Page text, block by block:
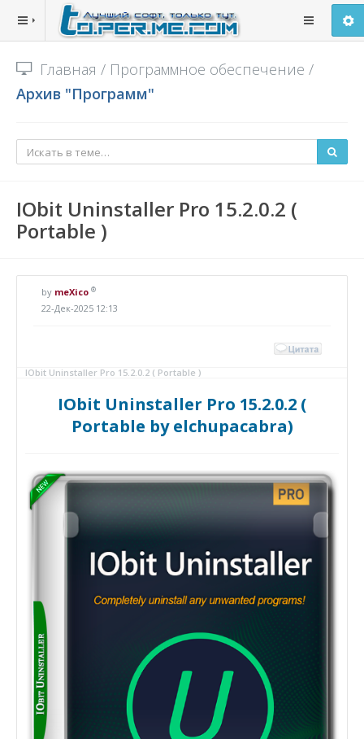
Главная / Программное обеспечение /
Архив "Программ"
IObit Uninstaller Pro 15.2.0.2 (
Portable )
by meXico ®
22-Дек-2025 12:13
IObit Uninstaller Pro 15.2.0.2 ( Portable )
IObit Uninstaller Pro 15.2.0.2 (
Portable by elchupacabra)